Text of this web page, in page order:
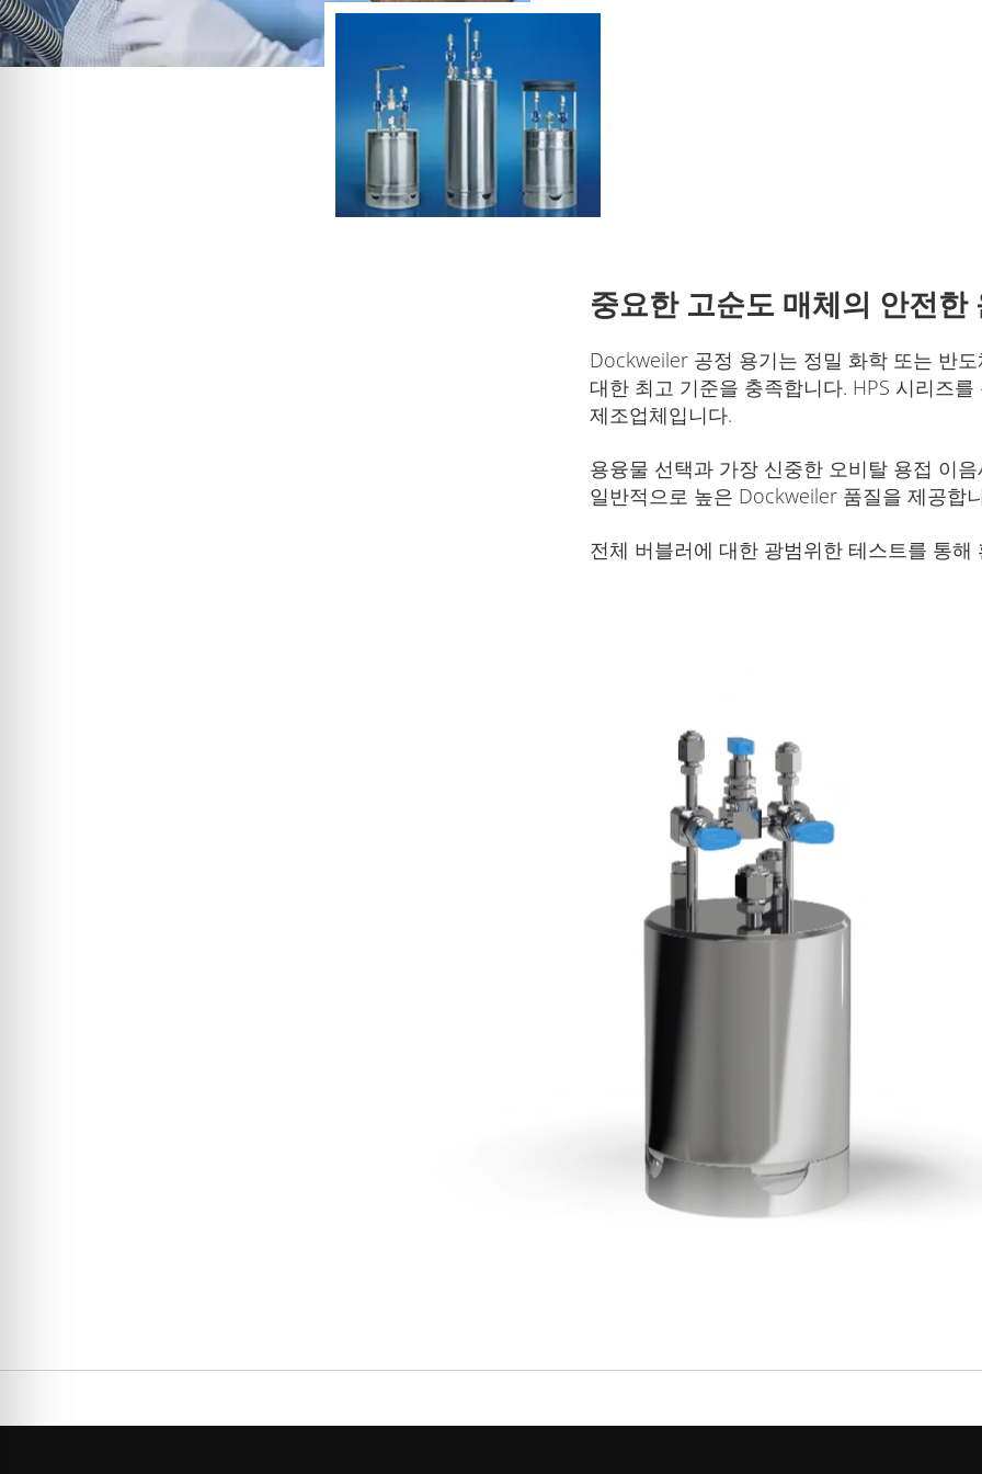
중요한 고순도 매체의 안전한
Dockweiler 공정 용기는 정밀 화학 또는 반
대한 최고 기준을 충족합니다. HPS 시리즈
제조업체입니다.
용융물 선택과 가장 신중한 오비탈 용접 이
일반적으로 높은 Dockweiler 품질을 제공합
전체 버블러에 대한 광범위한 테스트를 통해